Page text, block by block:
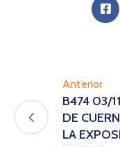
Anterior
B474 03/
DE
LA